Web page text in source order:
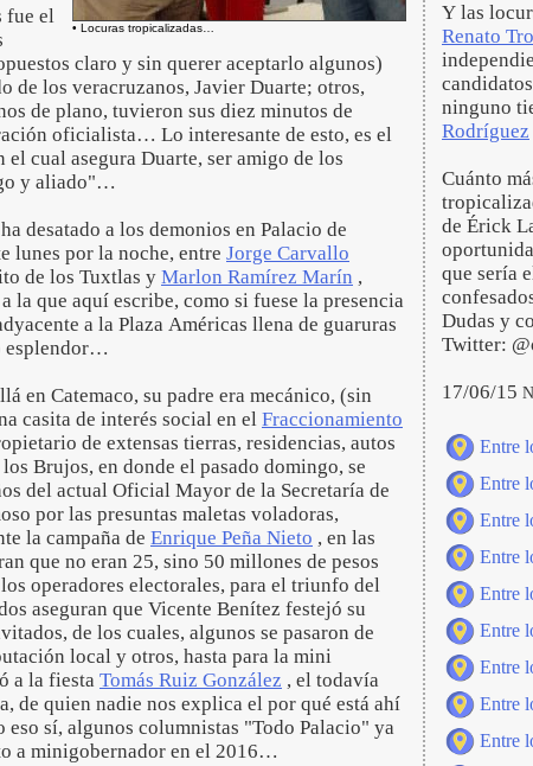
• Locuras tropicalizadas…
fue el
claro y sin querer aceptarlo algunos)
de los veracruzanos, Javier Duarte; otros,
de plano, tuvieron sus diez minutos de
oficialista… Lo interesante de esto, es el
cual asegura Duarte, ser amigo de los
y aliado"…
desatado a los demonios en Palacio de
lunes por la noche, entre Jorge Carvallo
de los Tuxtlas y Marlon Ramírez Marín ,
la que aquí escribe, como si fuese la presencia
a la Plaza Américas llena de guaruras
esplendor…
en Catemaco, su padre era mecánico, (sin
casita de interés social en el Fraccionamiento
de extensas tierras, residencias, autos
Brujos, en donde el pasado domingo, se
del actual Oficial Mayor de la Secretaría de
por las presuntas maletas voladoras,
la campaña de Enrique Peña Nieto , en las
que no eran 25, sino 50 millones de pesos
operadores electorales, para el triunfo del
aseguran que Vicente Benítez festejó su
de los cuales, algunos se pasaron de
local y otros, hasta para la mini
a la fiesta Tomás Ruiz González , el todavía
de quien nadie nos explica el por qué está ahí
eso sí, algunos columnistas "Todo Palacio" ya
a minigobernador en el 2016…
Y las
Renato
ninguno
Rodríguez
Cuánto
de Érick
que sería
Dudas y
Twitter:
17/06/15
Entre
Entre
Entre
Entre
Entre
Entre
Entre
Entre
Entre